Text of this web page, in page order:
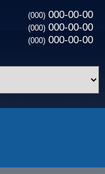
(000) 000-00-00
(000) 000-00-00
(000) 000-00-00